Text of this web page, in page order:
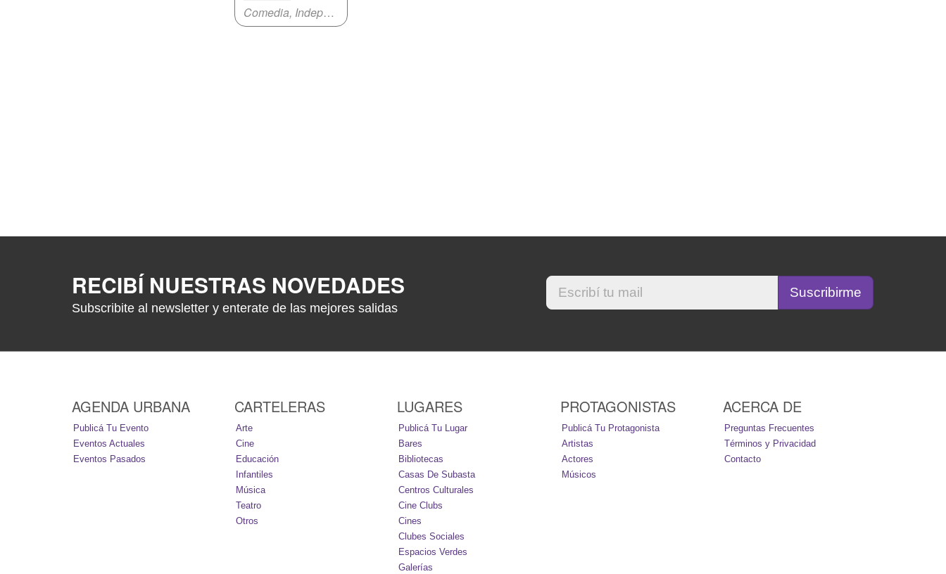
Comedia, Independiente
RECIBÍ NUESTRAS NOVEDADES
Subscribite al newsletter y enterate de las mejores salidas
AGENDA URBANA
Publicá Tu Evento
Eventos Actuales
Eventos Pasados
CARTELERAS
Arte
Cine
Educación
Infantiles
Música
Teatro
Otros
LUGARES
Publicá Tu Lugar
Bares
Bibliotecas
Casas De Subasta
Centros Culturales
Cine Clubs
Cines
Clubes Sociales
Espacios Verdes
Galerías
PROTAGONISTAS
Publicá Tu Protagonista
Artistas
Actores
Músicos
ACERCA DE
Preguntas Frecuentes
Términos y Privacidad
Contacto